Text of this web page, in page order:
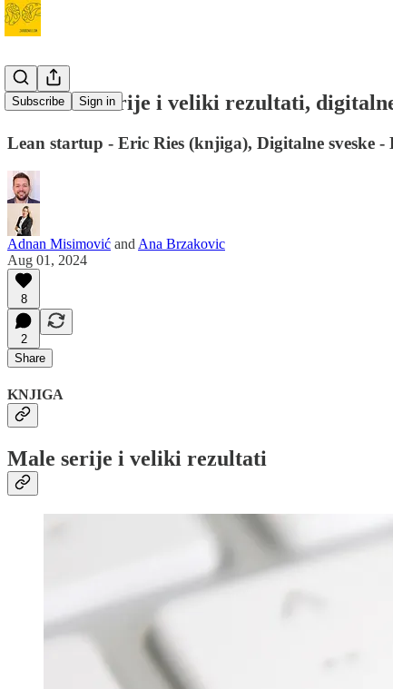
Subscribe Sign in
#95 Male serije i veliki rezultati,
Lean startup - Eric Ries (knjiga), Digitalne sveske
Adnan Misimović and Ana Brzakovic
Aug 01, 2024
8
2
Share
KNJIGA
Male serije i veliki rezultati